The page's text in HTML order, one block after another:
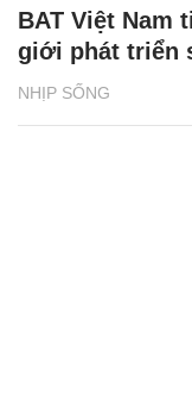
NHỊP SỐNG
BAT Việt Nam
giới phát triển